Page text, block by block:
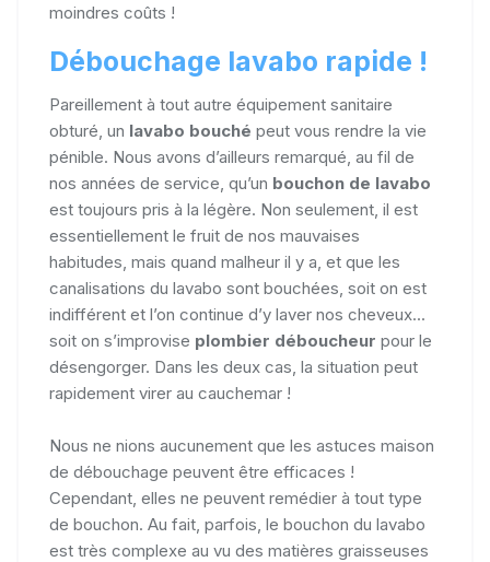
moindres coûts !
Débouchage lavabo rapide !
Pareillement à tout autre équipement sanitaire
obturé, un lavabo bouché peut vous rendre la vie
pénible. Nous avons d’ailleurs remarqué, au fil de
nos années de service, qu’un bouchon de lavabo
est toujours pris à la légère. Non seulement, il est
essentiellement le fruit de nos mauvaises
habitudes, mais quand malheur il y a, et que les
canalisations du lavabo sont bouchées, soit on est
indifférent et l’on continue d’y laver nos cheveux...
soit on s’improvise plombier déboucheur pour le
désengorger. Dans les deux cas, la situation peut
rapidement virer au cauchemar !
Nous ne nions aucunement que les astuces maison
de débouchage peuvent être efficaces !
Cependant, elles ne peuvent remédier à tout type
de bouchon. Au fait, parfois, le bouchon du lavabo
est très complexe au vu des matières graisseuses